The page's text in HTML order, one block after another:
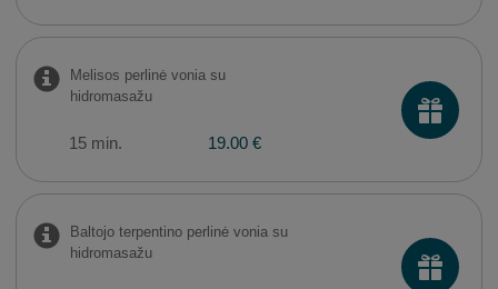
Melisos perlinė vonia su
hidromasažu
15 min. 19.00 €
Baltojo terpentino perlinė vonia su
hidromasažu